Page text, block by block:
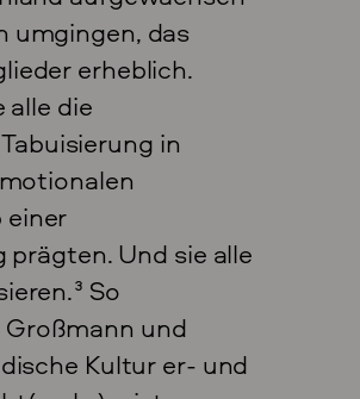
umgingen, das
erheblich.
die
in
Und sie alle
3 So
und
Kultur er- und